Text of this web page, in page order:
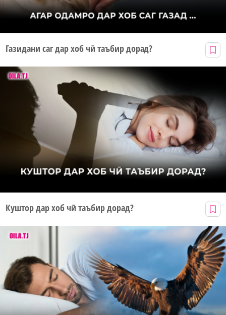
Газидани саг дар хоб чӣ таъбир дорад?
Куштор дар хоб чӣ таъбир дорад?